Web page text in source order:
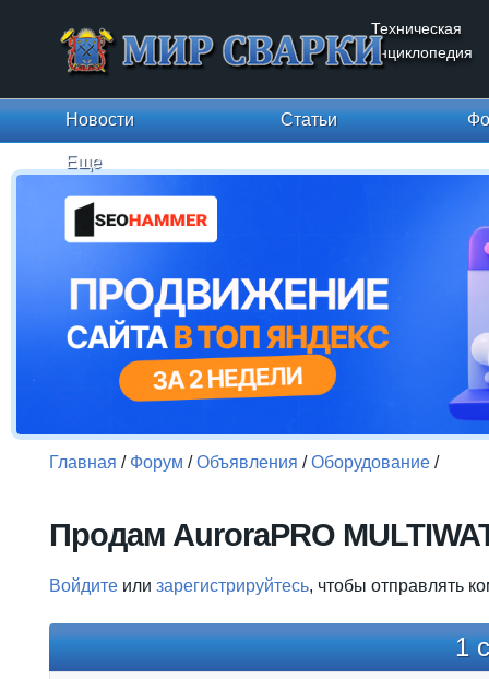
Техническая
энциклопедия
Новости Статьи
Еще
Главная / Форум /Объявления /Оборудование /
Продам AuroraPRO
Войдите или зарегистрируйтесь, чтобы отправлять
1